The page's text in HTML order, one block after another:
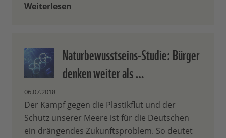
Weiterlesen
Naturbewusstseins-Studie: Bürger
denken weiter als …
06.07.2018
Der Kampf gegen die Plastikflut und der
Schutz unserer Meere ist für die Deutschen
ein drängendes Zukunftsproblem. So deutet